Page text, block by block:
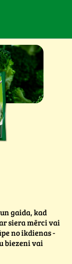
gaida, kad
siera mērci vai
no ikdienas -
biezeni vai